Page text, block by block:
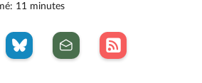
11 minutes